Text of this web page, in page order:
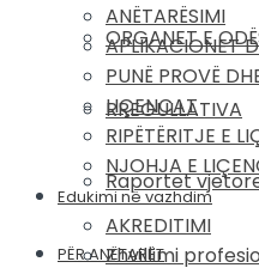
ORGANET E
RREGULLATIVA
Raportet
PËR ANËTARËT
ANËTARËSIMI
APLIKACIONET
PUNË PROVË
LIÇENCAT
RIPËTËRITJE E
NJOHJA E
Edukimi në vazhdim
AKREDITIMI
Zhvillimi